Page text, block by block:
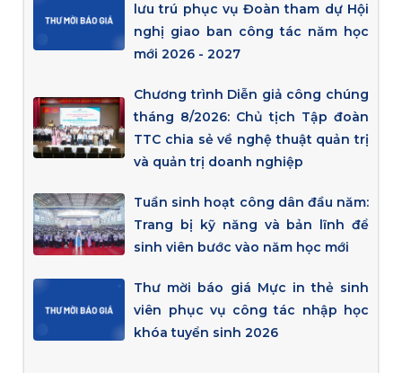
lưu trú phục vụ Đoàn tham dự Hội
nghị giao ban công tác năm học
mới 2026 - 2027
Chương trình Diễn giả công chúng
tháng 8/2026: Chủ tịch Tập đoàn
TTC chia sẻ về nghệ thuật quản trị
và quản trị doanh nghiệp
Tuần sinh hoạt công dân đầu năm:
Trang bị kỹ năng và bản lĩnh để
sinh viên bước vào năm học mới
Thư mời báo giá Mực in thẻ sinh
viên phục vụ công tác nhập học
khóa tuyển sinh 2026